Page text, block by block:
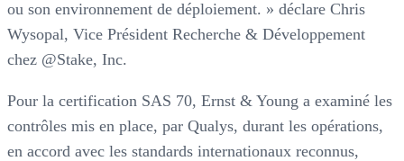
ou son environnement de déploiement. » déclare Chris
Wysopal, Vice Président Recherche & Développement
chez @Stake, Inc.
Pour la certification SAS 70, Ernst & Young a examiné les
contrôles mis en place, par Qualys, durant les opérations,
en accord avec les standards internationaux reconnus,